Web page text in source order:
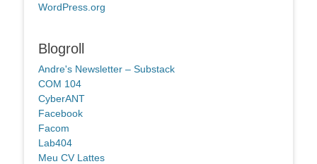
WordPress.org
Blogroll
Andre's Newsletter – Substack
COM 104
CyberANT
Facebook
Facom
Lab404
Meu CV Lattes